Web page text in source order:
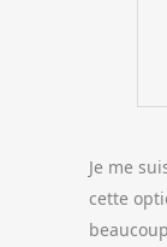
Je me
cette